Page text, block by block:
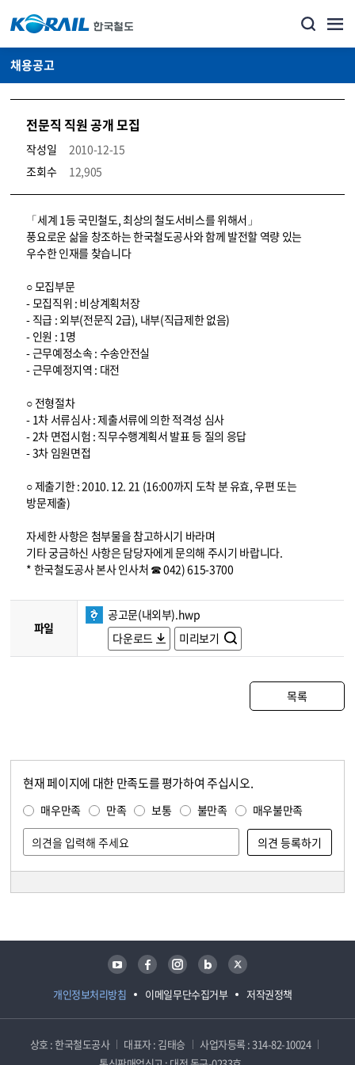
채용공고
전문직 직원 공개 모집
작성일
2010-12-15
조회수
12,905
코레일소개_경영공시_채용공고 상세보기 – 내용, 파일, 담당자 연락처로 구성
「세계 1등 국민철도, 최상의 철도서비스를 위해서」
풍요로운 삶을 창조하는 한국철도공사와 함께 발전할 역량 있는
우수한 인재를 찾습니다
○ 모집부문
- 모집직위 : 비상계획처장
- 직급 : 외부(전문직 2급), 내부(직급제한 없음)
- 인원 : 1명
- 근무예정소속 : 수송안전실
- 근무예정지역 : 대전
○ 전형절차
- 1차 서류심사 : 제출서류에 의한 적격성 심사
- 2차 면접시험 : 직무수행계획서 발표 등 질의 응답
- 3차 임원면접
○ 제출기한 : 2010. 12. 21 (16:00까지 도착 분 유효, 우편 또는
방문제출)
자세한 사항은 첨부물을 참고하시기 바라며
기타 궁금하신 사항은 담당자에게 문의해 주시기 바랍니다.
* 한국철도공사 본사 인사처 ☎ 042) 615-3700
파일
공고문(내외부).hwp
다운로드
미리보기
목록
현재 페이지에 대한 만족도를 평가하여 주십시오.
매우만족 만족 보통 불만족 매우불만족
개인정보처리방침 이메일무단수집거부 저작권정책
유튜브 페이스북 인스타그램 블로그 트위터
상호 : 한국철도공사 대표자 : 김태승
사업자등록 : 314-82-10024